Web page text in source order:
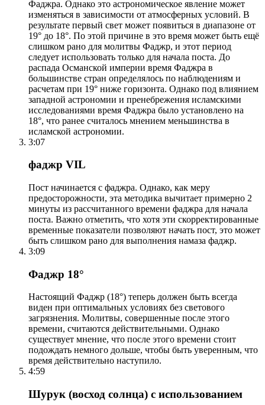
Фаджра. Однако это астрономическое явление может
изменяться в зависимости от атмосферных условий. В
результате первый свет может появиться в диапазоне от
19° до 18°. По этой причине в это время может быть ещё
слишком рано для молитвы Фаджр, и этот период
следует использовать только для начала поста. До
распада Османской империи время Фаджра в
большинстве стран определялось по наблюдениям и
расчетам при 19° ниже горизонта. Однако под влиянием
западной астрономии и пренебрежения исламскими
исследованиями время Фаджра было установлено на
18°, что ранее считалось мнением меньшинства в
исламской астрономии.
3:07
фаджр VIL
Пост начинается с фаджра. Однако, как меру
предосторожности, эта методика вычитает примерно 2
минуты из рассчитанного времени фаджра для начала
поста. Важно отметить, что хотя эти скорректированные
временные показатели позволяют начать пост, это может
быть слишком рано для выполнения намаза фаджр.
3:09
Фаджр 18°
Настоящий Фаджр (18°) теперь должен быть всегда
виден при оптимальных условиях без светового
загрязнения. Молитвы, совершенные после этого
времени, считаются действительными. Однако
существует мнение, что после этого времени стоит
подождать немного дольше, чтобы быть уверенным, что
время действительно наступило.
4:59
Шурук (восход солнца) с использованием